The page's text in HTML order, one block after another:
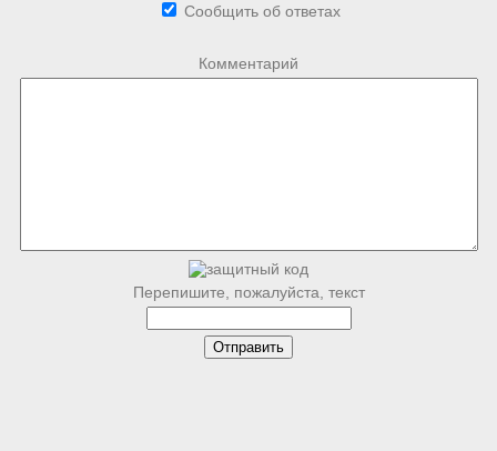
Сообщить об ответах
Комментарий
Перепишите, пожалуйста, текст